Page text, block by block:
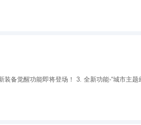
备觉醒功能即将登场！ 3. 全新功能-“城市主题